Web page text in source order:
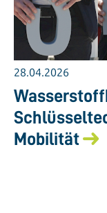
28.04.2026
Mobilität